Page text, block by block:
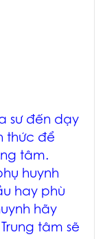
sư đến dạy
thức để
tâm.
huynh
hay phù
hãy
tâm sẽ